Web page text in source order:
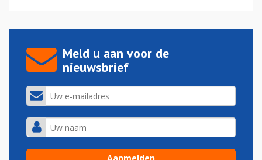
Meld u aan voor de
nieuwsbrief